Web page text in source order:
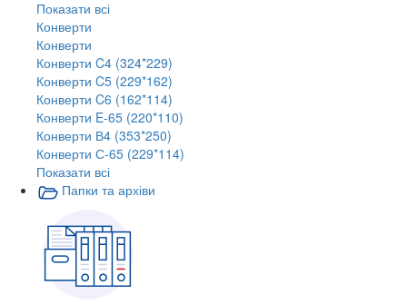
Показати всі
Конверти
Конверти
Конверти C4 (324*229)
Конверти C5 (229*162)
Конверти C6 (162*114)
Конверти E-65 (220*110)
Конверти В4 (353*250)
Конверти С-65 (229*114)
Показати всі
Папки та архіви